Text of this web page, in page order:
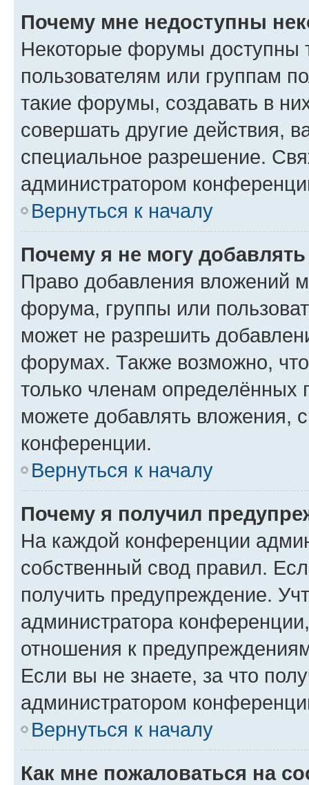
Почему мне недоступны
Некоторые форумы доступны
пользователям или группам
такие форумы, создавать в
совершать другие действия,
специальное разрешение.
администратором
Вернуться к началу
Почему я не могу
Право добавления вложений
форума, группы или
может не разрешить
форумах. Также возможно,
только членам определённых
можете добавлять вложения,
конференции.
Вернуться к началу
Почему я получил
На каждой конференции
собственный свод правил.
получить предупреждение.
администратора
отношения к
Если вы не знаете, за что
администратором
Вернуться к началу
Как мне пожаловаться на